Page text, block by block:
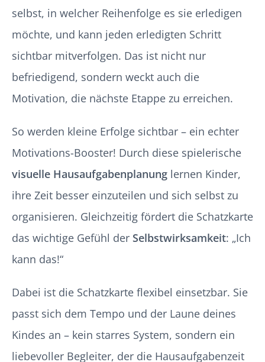
selbst, in welcher Reihenfolge es sie erledigen
möchte, und kann jeden erledigten Schritt
sichtbar mitverfolgen. Das ist nicht nur
befriedigend, sondern weckt auch die
Motivation, die nächste Etappe zu erreichen.
So werden kleine Erfolge sichtbar – ein echter
Motivations-Booster! Durch diese spielerische
visuelle Hausaufgabenplanung lernen Kinder,
ihre Zeit besser einzuteilen und sich selbst zu
organisieren. Gleichzeitig fördert die Schatzkarte
das wichtige Gefühl der Selbstwirksamkeit: „Ich
kann das!“
Dabei ist die Schatzkarte flexibel einsetzbar. Sie
passt sich dem Tempo und der Laune deines
Kindes an – kein starres System, sondern ein
liebevoller Begleiter, der die Hausaufgabenzeit